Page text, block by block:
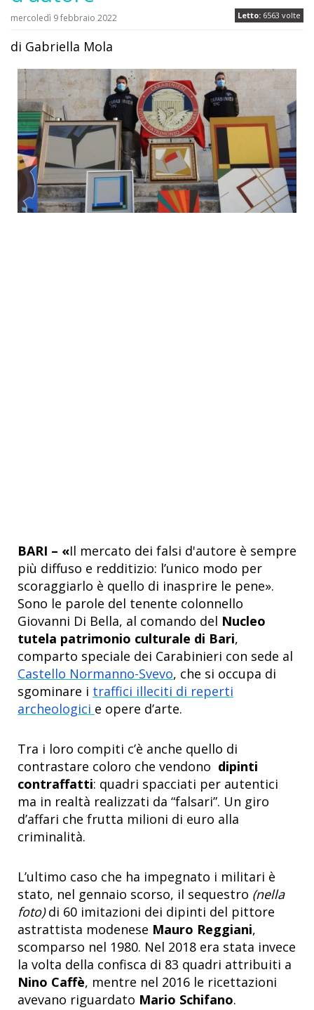
Letto: 6563 volte
mercoledì 9 febbraio 2022
di Gabriella Mola
BARI – «Il mercato dei falsi d'autore è sempre
più diffuso e redditizio: l’unico modo per
scoraggiarlo è quello di inasprire le pene».
Sono le parole del tenente colonnello
Giovanni Di Bella, al comando del Nucleo
tutela patrimonio culturale di Bari,
comparto speciale dei Carabinieri con sede al
Castello Normanno-Svevo, che si occupa di
sgominare i traffici illeciti di reperti
archeologici e opere d’arte.
Tra i loro compiti c’è anche quello di
contrastare coloro che vendono dipinti
contraffatti: quadri spacciati per autentici
ma in realtà realizzati da “falsari”. Un giro
d’affari che frutta milioni di euro alla
criminalità.
L’ultimo caso che ha impegnato i militari è
stato, nel gennaio scorso, il sequestro (nella
foto)di 60 imitazioni dei dipinti del pittore
astrattista modenese Mauro Reggiani,
scomparso nel 1980. Nel 2018 era stata invece
la volta della confisca di 83 quadri attribuiti a
Nino Caffè, mentre nel 2016 le ricettazioni
avevano riguardato Mario Schifano.